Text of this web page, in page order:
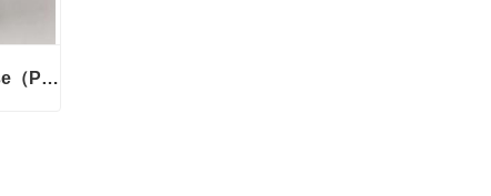
阿坝异麦芽酮糖Isomaltulose（Palatinose）